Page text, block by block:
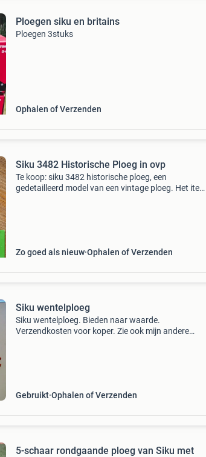
Ploegen siku en britains
Ploegen 3stuks
Ophalen of Verzenden
Siku 3482 Historische Ploeg in ovp
Te koop: siku 3482 historische ploeg, een
gedetailleerd model van een vintage ploeg. Het item
Zo goed als nieuw Ophalen of Verzenden
Siku wentelploeg
Siku wentelploeg. Bieden naar waarde.
Verzendkosten voor koper. Zie ook mijn andere
Gebruikt Ophalen of Verzenden
5-schaar rondgaande ploeg van Siku met